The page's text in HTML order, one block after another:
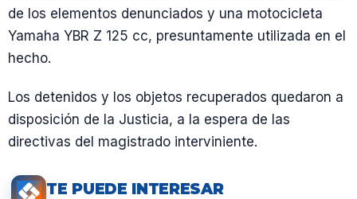
de los elementos denunciados y una motocicleta
Yamaha YBR Z 125 cc, presuntamente utilizada en el
hecho.
Los detenidos y los objetos recuperados quedaron a
disposición de la Justicia, a la espera de las
directivas del magistrado interviniente.
TE PUEDE INTERESAR